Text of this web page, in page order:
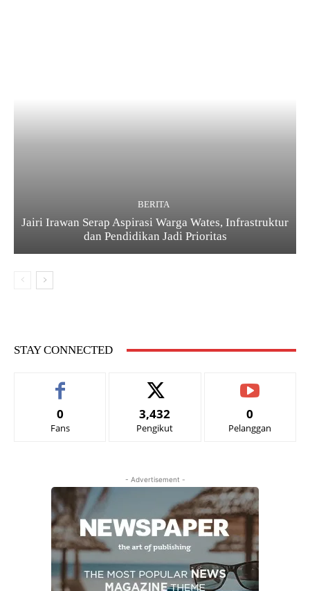
BERITA
Jairi Irawan Serap Aspirasi Warga Wates, Infrastruktur
dan Pendidikan Jadi Prioritas
STAY CONNECTED
0
Fans
3,432
Pengikut
0
Pelanggan
- Advertisement -